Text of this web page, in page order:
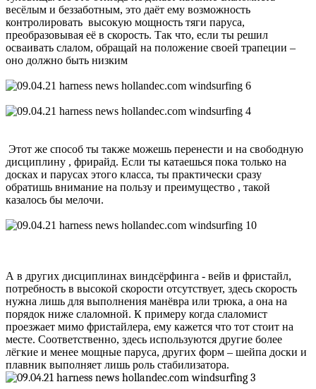
весёлым и беззаботным, это даёт ему возможность
контролировать высокую мощность тяги паруса,
преобразовывая её в скорость. Так что, если ты решил
осваивать слалом, обращай на положение своей трапеции –
оно должно быть низким
Этот же способ ты также можешь перенести и на свободную
дисциплину , фрирайд. Если ты катаешься пока только на
досках и парусах этого класса, ты практически сразу
обратишь внимание на пользу и преимущество , такой
казалось бы мелочи.
А в других дисциплинах виндсёрфинга - вейв и фристайл,
потребность в высокой скорости отсутствует, здесь скорость
нужна лишь для выполнения манёвра или трюка, а она на
порядок ниже слаломной. К примеру когда слаломист
проезжает мимо фристайлера, ему кажется что тот стоит на
месте. Соответственно, здесь используются другие более
лёгкие и менее мощные паруса, других форм – шейпа доски и
плавник выполняет лишь роль стабилизатора.